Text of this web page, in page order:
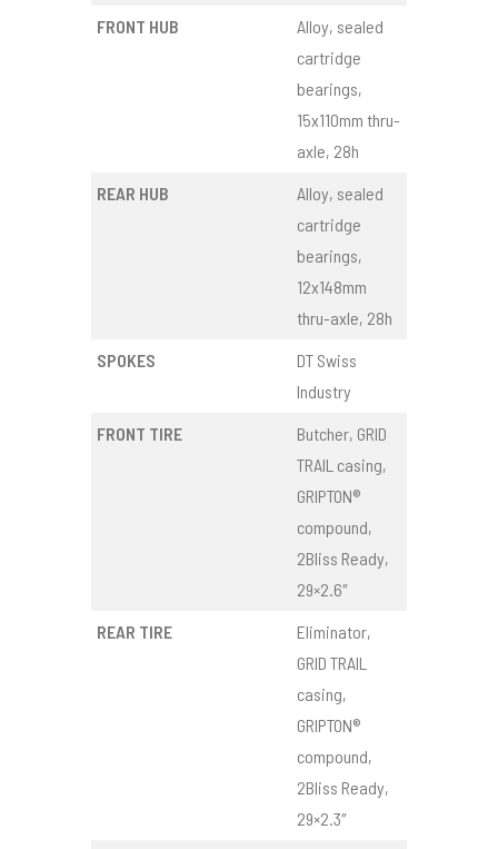
FRONT HUB
Alloy, sealed
cartridge
bearings,
15x110mm thru-
axle, 28h
REAR HUB
Alloy, sealed
cartridge
bearings,
12x148mm
thru-axle, 28h
SPOKES
DT Swiss
Industry
FRONT TIRE
Butcher, GRID
TRAIL casing,
GRIPTON®
compound,
2Bliss Ready,
29×2.6″
REAR TIRE
Eliminator,
GRID TRAIL
casing,
GRIPTON®
compound,
2Bliss Ready,
29×2.3″